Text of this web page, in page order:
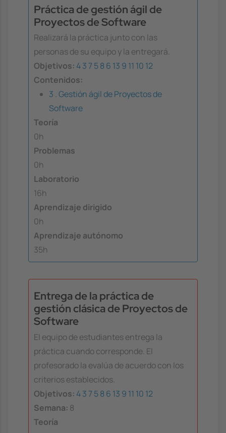
Práctica de gestión ágil de
Proyectos de Software
Realizará la práctica junto con las
personas de su equipo y la entregará.
Objetivos: 43 7 58 6 13 9 11 10 12
Contenidos:
3 . Gestión ágil de Proyectos de
Software
Teoría
0h
Problemas
0h
Laboratorio
16h
Aprendizaje dirigido
0h
Aprendizaje autónomo
35h
Entrega de la práctica de
gestión clásica de Proyectos de
Software
El equipo de estudiantes entrega la
práctica cuando corresponde. El
profesorado la evalúa de acuerdo con los
criterios establecidos.
Objetivos: 43 7 58 6 13 9 11 10 12
Semana: 8
Teoría